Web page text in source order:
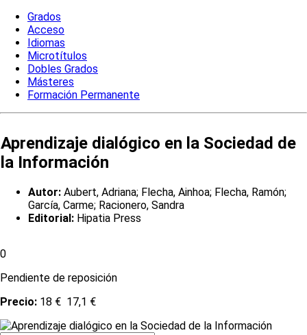
Grados
Acceso
Idiomas
Microtítulos
Dobles Grados
Másteres
Formación Permanente
Aprendizaje dialógico en la Sociedad de
la Información
Autor: Aubert, Adriana; Flecha, Ainhoa; Flecha, Ramón;
García, Carme; Racionero, Sandra
Editorial: Hipatia Press
0
Pendiente de reposición
Precio: 18 € 17,1 €